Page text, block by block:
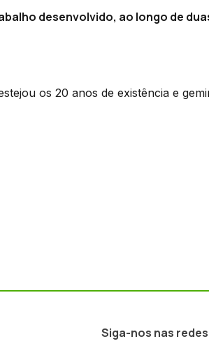
desenvolvido, ao longo de
os 20 anos de existência e
Siga-nos nas